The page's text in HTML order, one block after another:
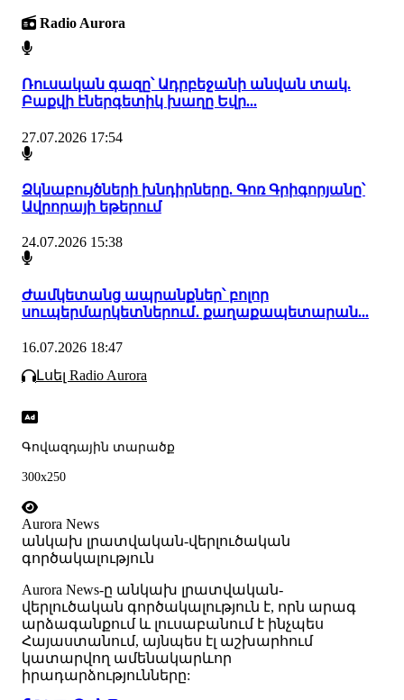
Radio Aurora
Ռուսական գազը՝ Ադրբեջանի անվան տակ.
Բաքվի էներգետիկ խաղը Եվր...
27.07.2026 17:54
Ձկնաբույծների խնդիրները. Գոռ Գրիգորյանը՝
Ավրորայի եթերում
24.07.2026 15:38
Ժամկետանց ապրանքներ՝ բոլոր
սուպերմարկետներում․ քաղաքապետարան...
16.07.2026 18:47
Լսել Radio Aurora
Գովազդային տարածք
300x250
Aurora News
անկախ լրատվական-վերլուծական
գործակալություն
Аurora News-ը անկախ լրատվական-
վերլուծական գործակալություն է, որն արագ
արձագանքում և լուսաբանում է ինչպես
Հայաստանում, այնպես էլ աշխարհում
կատարվող ամենակարևոր
իրադարձությունները: